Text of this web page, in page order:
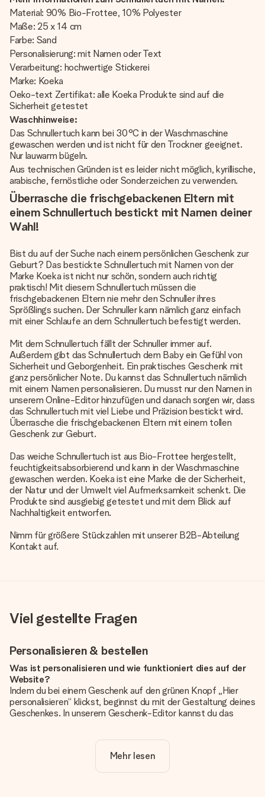
Material: 90% Bio-Frottee, 10% Polyester
Maße: 25 x 14 cm
Farbe: Sand
Personalisierung: mit Namen oder Text
Verarbeitung: hochwertige Stickerei
Marke: Koeka
Oeko-text Zertifikat: alle Koeka Produkte sind auf die
Sicherheit getestet
Waschhinweise:
Das Schnullertuch kann bei 30°C in der Waschmaschine
gewaschen werden und ist nicht für den Trockner geeignet.
Nur lauwarm bügeln.
Aus technischen Gründen ist es leider nicht möglich, kyrillische,
arabische, fernöstliche oder Sonderzeichen zu verwenden.
Überrasche die frischgebackenen Eltern mit
einem Schnullertuch bestickt mit Namen deiner
Wahl!
Bist du auf der Suche nach einem persönlichen Geschenk zur
Geburt? Das bestickte Schnullertuch mit Namen von der
Marke Koeka ist nicht nur schön, sondern auch richtig
praktisch! Mit diesem Schnullertuch müssen die
frischgebackenen Eltern nie mehr den Schnuller ihres
Sprößlings suchen. Der Schnuller kann nämlich ganz einfach
mit einer Schlaufe an dem Schnullertuch befestigt werden.
Mit dem Schnullertuch fällt der Schnuller immer auf.
Außerdem gibt das Schnullertuch dem Baby ein Gefühl von
Sicherheit und Geborgenheit. Ein praktisches Geschenk mit
ganz persönlicher Note. Du kannst das Schnullertuch nämlich
mit einem Namen personalisieren. Du musst nur den Namen in
unserem Online-Editor hinzufügen und danach sorgen wir, dass
das Schnullertuch mit viel Liebe und Präzision bestickt wird.
Überrasche die frischgebackenen Eltern mit einem tollen
Geschenk zur Geburt.
Das weiche Schnullertuch ist aus Bio-Frottee hergestellt,
feuchtigkeitsabsorbierend und kann in der Waschmaschine
gewaschen werden. Koeka ist eine Marke die der Sicherheit,
der Natur und der Umwelt viel Aufmerksamkeit schenkt. Die
Produkte sind ausgiebig getestet und mit dem Blick auf
Nachhaltigkeit entworfen.
Nimm für größere Stückzahlen mit unserer B2B-Abteilung
Kontakt auf.
Viel gestellte Fragen
Personalisieren & bestellen
Was ist personalisieren und wie funktioniert dies auf der
Website?
Indem du bei einem Geschenk auf den grünen Knopf „Hier
personalisieren“ klickst, beginnst du mit der Gestaltung deines
Geschenkes. In unserem Geschenk-Editor kannst du das
noch eines unserer angebotenen Designs, um deinem
Geschenk die perfekte Ausstrahlung zu verleihen.
Mehr lesen